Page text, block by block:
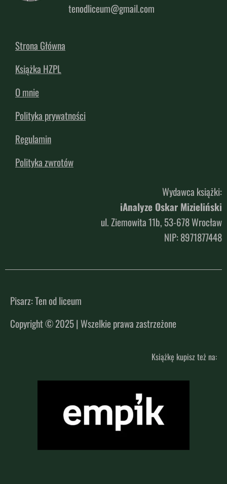
tenodliceum@gmail.com
Strona Główna
Książka HZPL
O mnie
Polityka prywatności
Regulamin
Polityka zwrotów
Wydawca książki:
iAnalyze Oskar Mizieliński
ul. Ziemowita 11b, 53-678 Wrocław
NIP: 8971877448
Pisarz: Ten od liceum
Copyright © 2025 | Wszelkie prawa zastrzeżone
Książkę kupisz też na: